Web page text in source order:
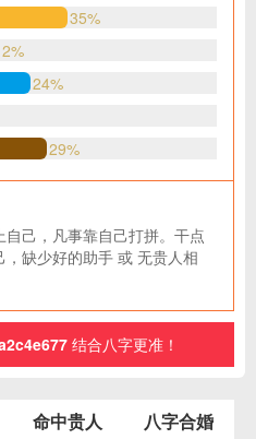
35%
24%
29%
己，凡事靠自己打拼。干点
缺少好的助手 或 无贵人相
结合八字更准！
命中贵人 八字合婚